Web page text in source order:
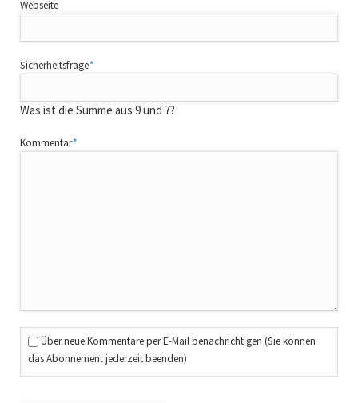
Webseite
Pflichtfeld
Sicherheitsfrage*
Was ist die Summe aus 9 und 7?
Pflichtfeld
Kommentar*
Über neue Kommentare per E-Mail benachrichtigen (Sie können
das Abonnement jederzeit beenden)